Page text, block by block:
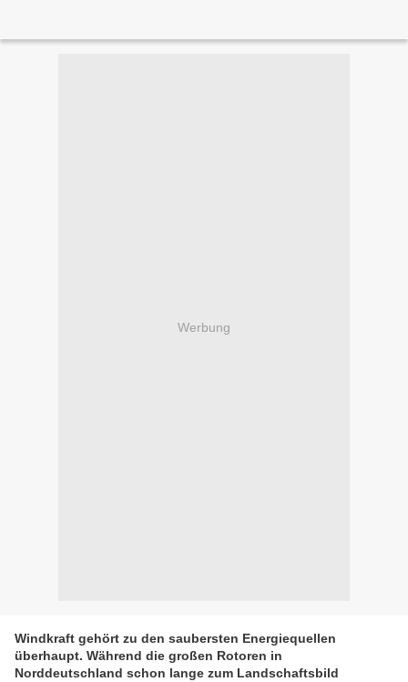
Werbung
Windkraft gehört zu den saubersten Energiequellen
überhaupt. Während die großen Rotoren in
Norddeutschland schon lange zum Landschaftsbild